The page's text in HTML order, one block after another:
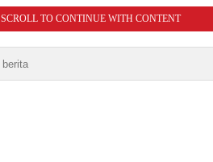
SCROLL TO CONTINUE WITH CONTENT